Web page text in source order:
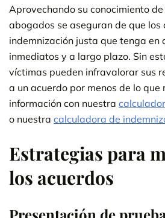
Aprovechando su conocimiento
abogados se aseguran de que los
indemnización justa que tenga en
inmediatos y a largo plazo. Sin
víctimas pueden infravalorar sus
a un acuerdo por menos de lo que
información con nuestra
o nuestra calculadora de
Estrategias para
los acuerdos